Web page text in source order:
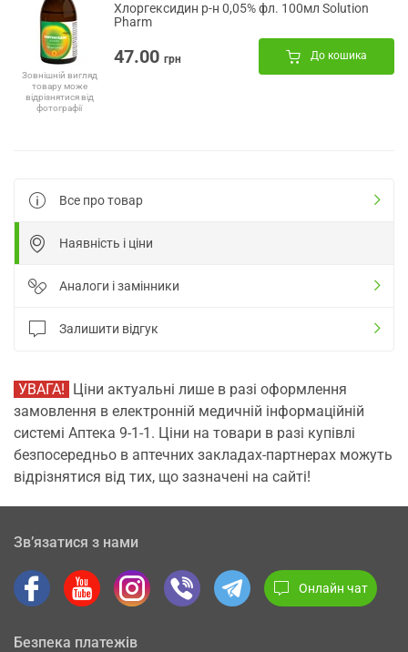
Зовнішній вигляд
товару може
відрізнятися від
фотографії
Хлоргексидин р-н 0,05% фл. 100мл Solution
Pharm
47.00 грн До кошика
Все про товар
Наявність і ціни
Аналоги і замінники
Залишити відгук
УВАГА! Ціни актуальні лише в разі оформлення
замовлення в електронній медичній інформаційній
системі Аптека 9-1-1. Ціни на товари в разі купівлі
безпосередньо в аптечних закладах-партнерах можуть
відрізнятися від тих, що зазначені на сайті!
Зв’язатися з нами
Онлайн чат
Безпека платежів